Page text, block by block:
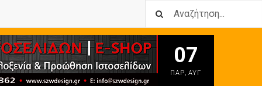
07
ΠΑΡ,ΑΥΓ